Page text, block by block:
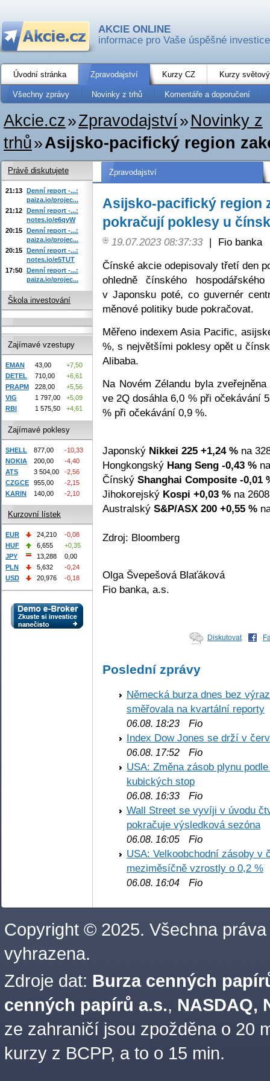
AKCIE ONLINE
informace pro Vaše úspěšné investice
Úvodní stránka Zpravodajství Kurzy CZ Kurzy
Všechny zprávy Novinky z trhů Komentáře a doporučení
Akcie.cz»Zpravodajství» Novinky z
trhů»Asijsko-pacifický region
Zpravodajství
Asijsko-pacifický region
pokračují poklesy u
19.07.2023 08:37:33 |
Fio banka
Čínské akcie odepisovaly třetí den
ohledně čínského
v Japonsku poté, co guvernér
měnové politiky bude pokračovat.
Měřeno indexem Asia Pacific,
%, s největšími poklesy opět u
Alibaba.
Na Novém Zélandu byla
ve 2Q dosáhla 6,0 % při očekávání
% při očekávání 0,9 %.
Japonský Nikkei 225 +1,24 % na
Hongkongský Hang Seng -0,43 %
Čínský Shanghai Composite -0,01
Jihokorejský Kospi +0,03 % na
Australský S&P/ASX 200 +0,55 %
Zdroj: Bloomberg
Olga Švepešová Blaťáková
Fio banka, a.s.
Diskutovat
Poslední zprávy
Německá burza dnes bez
směřovala na kvartální reporty
06.08. 18:23 Fio
Index Dow Jones se drží v
06.08. 17:52 Fio
USA: Změna zásob plynu
kubických stop
06.08. 16:33 Fio
Wall Street se vyvíji v úvodu
pokračuje výsledková sezóna
06.08. 16:05 Fio
USA: Velkoobchodní zásoby v
meziměsíčně vzrostly o 0,2 %
06.08. 16:04 Fio
Právě diskutujete
21:13 Denní report -...:
paiza.io/projec...
21:12 Denní report -...:
notes.io/e6qyW
20:15 Denní report -...:
paiza.io/projec...
20:15 Denní report -...:
notes.io/e5TUT
17:50 Denní report -...:
paiza.io/projec...
Škola investování
Zajímavé vzestupy
EMAN 43,00
+7,50
DETEL
710,00
+6,61
PRAPM
228,00
+5,56
VIG
1 797,00
+5,09
RBI
1 575,50 +4,61
Zajímavé poklesy
SHELL 877,00
-10,33
NOKIA
200,00
-4,40
ATS
3 504,00
-2,56
CZGCE
955,00
-2,15
KARIN
140,00 -2,10
Kurzovní lístek
EUR 24,210
-0,08
HUF
6,655
+0,35
JPY
13,288
0,00
PLN
5,632
-0,24
USD
20,976 -0,18
Copyright © 2025. Všechna práva
vyhrazena.
Zdroje dat: Burza cenných
cenných papírů a.s., NASDAQ,
ze zahraničí jsou zpožděna o 20
kurzy z BCPP, a to o 15 min.